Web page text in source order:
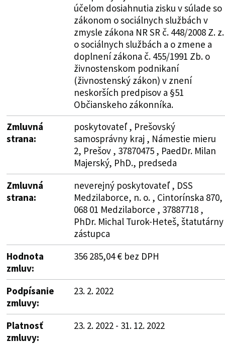
účelom dosiahnutia zisku v súlade so
zákonom o sociálnych službách v
zmysle zákona NR SR č. 448/2008 Z. z.
o sociálnych službách a o zmene a
doplnení zákona č. 455/1991 Zb. o
živnostenskom podnikaní
(živnostenský zákon) v znení
neskorších predpisov a §51
Občianskeho zákonníka.
Zmluvná
strana:
poskytovateľ , Prešovský
samosprávny kraj , Námestie mieru
2, Prešov , 37870475 , PaedDr. Milan
Majerský, PhD., predseda
Zmluvná
strana:
neverejný poskytovateľ , DSS
Medzilaborce, n. o. , Cintorínska 870,
068 01 Medzilaborce , 37887718 ,
PhDr. Michal Turok-Heteš, štatutárny
zástupca
Hodnota
zmluv:
356 285,04 € bez DPH
Podpísanie
zmluvy:
23. 2. 2022
Platnosť
zmluvy:
23. 2. 2022 - 31. 12. 2022